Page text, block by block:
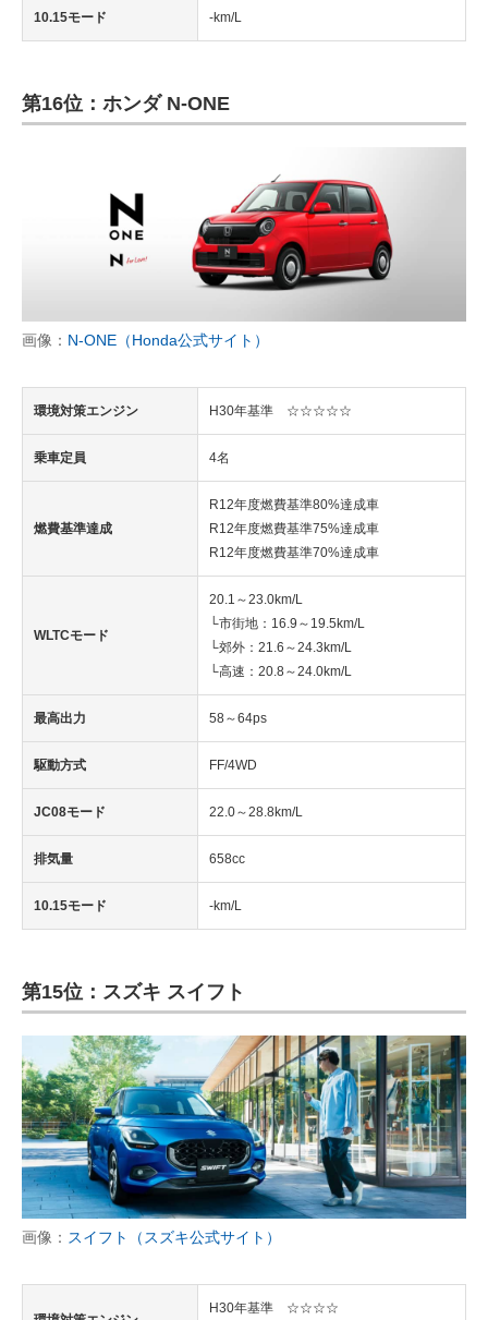
10.15モード -km/L
第16位：ホンダ N-ONE
画像： N-ONE（Honda公式サイト）
環境対策エンジン H30年基準 ☆☆☆☆☆
乗車定員 4名
燃費基準達成
R12年度燃費基準80%達成車
R12年度燃費基準75%達成車
R12年度燃費基準70%達成車
WLTCモード
20.1～23.0km/L
└市街地：16.9～19.5km/L
└郊外：21.6～24.3km/L
└高速：20.8～24.0km/L
最高出力 58～64ps
駆動方式 FF/4WD
JC08モード 22.0～28.8km/L
排気量 658cc
10.15モード -km/L
第15位：スズキ スイフト
画像： スイフト（スズキ公式サイト）
H30年基準 ☆☆☆☆